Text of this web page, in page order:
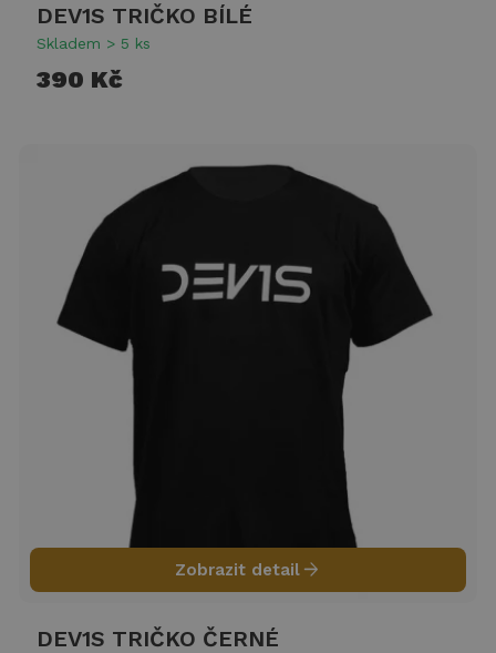
DEV1S TRIČKO BÍLÉ
Skladem > 5 ks
390 Kč
Zobrazit detailarrow_forward
DEV1S TRIČKO ČERNÉ